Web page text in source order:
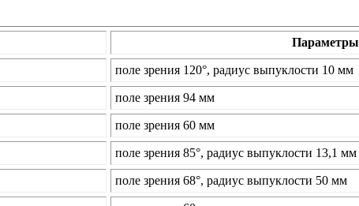
Параметры
поле зрения 120°, радиус выпуклости 10 мм
поле зрения 94 мм
поле зрения 60 мм
поле зрения 85°, радиус выпуклости 13,1 мм
поле зрения 68°, радиус выпуклости 50 мм